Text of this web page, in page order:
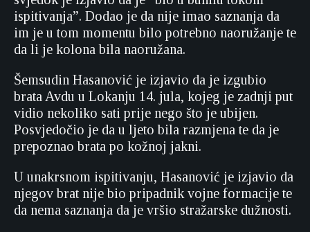
ispitivanja”. Dodao je da nije imao saznanja da
im je u tom momentu bilo potrebno naoružanje te
da li je kolona bila naoružana.
Šemsudin Hasanović je izjavio da je izgubio
brata Avdu u Lokanju 14. jula, kojeg je zadnji put
vidio nekoliko sati prije nego što je ubijen.
Posvjedočio je da u ljeto bila razmjena te da je
prepoznao brata po kožnoj jakni.
U unakrsnom ispitivanju, Hasanović je izjavio da
njegov brat nije bio pripadnik vojne formacije te
da nema saznanja da je vršio stražarske dužnosti.